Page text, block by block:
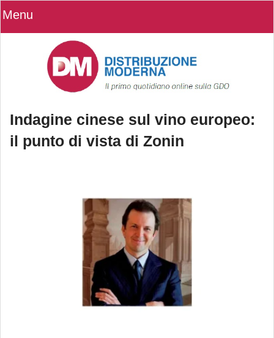
Menu
Indagine cinese sul vino europeo:
il punto di vista di Zonin